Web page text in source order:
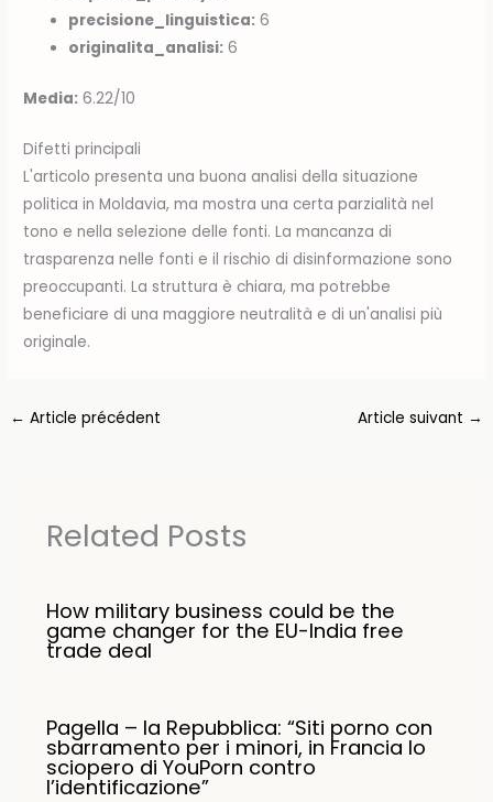
precisione_linguistica: 6
originalita_analisi: 6
Media: 6.22/10
Difetti principali
L'articolo presenta una buona analisi della situazione
politica in Moldavia, ma mostra una certa parzialità nel
tono e nella selezione delle fonti. La mancanza di
trasparenza nelle fonti e il rischio di disinformazione sono
preoccupanti. La struttura è chiara, ma potrebbe
beneficiare di una maggiore neutralità e di un'analisi più
originale.
← Article précédent Article suivant →
Related Posts
How military business could be the
game changer for the EU-India free
trade deal
Pagella – la Repubblica: “Siti porno con
sbarramento per i minori, in Francia lo
sciopero di YouPorn contro
l’identificazione”